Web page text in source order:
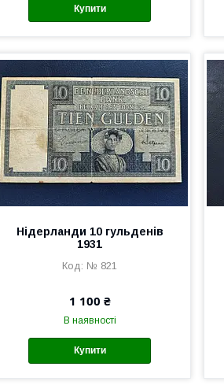
Купити
Нідерланди 10 гульденів
1931
№ 821
1 100 ₴
В наявності
Купити